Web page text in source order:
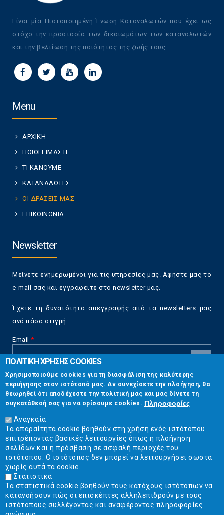
Είναι μία Πιστοποιημένη Ένωση Καταναλωτών που έχει ως
στόχο την προστασία των δικαιωμάτων των καταναλωτών
και την βελτίωση της ποιότητας της ζωής τους.
Menu
ΑΡΧΙΚΗ
ΠΟΙΟΙ ΕΙΜΑΣΤΕ
ΤΙ ΚΑΝΟΥΜΕ
ΚΑΤΑΝΑΛΩΤΕΣ
ΟΙ ΔΡΑΣΕΙΣ ΜΑΣ
ΕΠΙΚΟΙΝΩΝΙΑ
Newsletter
Μείνετε ενημερωμένοι για τις υπηρεσίες μας. Αφήστε μας το
e-mail σας και εγγραφείτε στο newsletter μας.
Έχετε τη δυνατότητα απεγγραφής από τα newsletters μας
ανά πάσα στιγμή
Email *
CAPTCHA
This
question is
for testing
whether or
not you are a
human visitor
and to
prevent
automated
spam
submissions.
5+2
Επικοινωνία
Στουρνάρη 17, Αθήνα 10683
2103304444
info@ekpizo.gr
www.ekpizo.gr
Δευ - Πεμ:10:00 πμ - 2:00 μμ
Σάβ - Κυρ: Κλειστά
ΠΟΛΙΤΙΚΗ ΧΡΗΣΗΣ COOKIES
Χρησιμοποιούμε cookies για τη διασφάλιση της καλύτερης
περιήγησης στον ιστότοπό μας. Αν συνεχίσετε την πλοήγηση, θα
θεωρηθεί ότι αποδέχεστε την πολιτική μας και μας δίνετε τη
συγκατάθεσή σας για να ορίσουμε cookies. Πληροφορίες
Αναγκαία
Τα απαραίτητα cookie βοηθούν στη χρήση ενός ιστότοπου
επιτρέποντας βασικές λειτουργίες όπως η πλοήγηση
σελίδων και η πρόσβαση σε ασφαλή περιοχές του
ιστότοπου. Ο ιστότοπος δεν μπορεί να λειτουργήσει σωστά
χωρίς αυτά τα cookie.
Στατιστικά
Τα στατιστικά cookie βοηθούν τους κατόχους ιστότοπων να
κατανοήσουν πώς οι επισκέπτες αλληλεπιδρούν με τους
ιστότοπους συλλέγοντας και αναφέροντας πληροφορίες